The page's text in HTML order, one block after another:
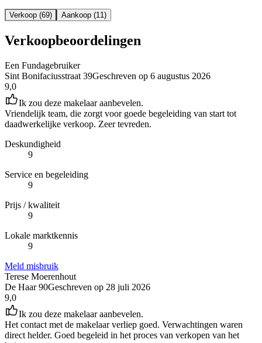
Verkoop (69) Aankoop (11)
Verkoopbeoordelingen
Een Fundagebruiker
Sint Bonifaciusstraat 39Geschreven op 6 augustus 2026
9,0
Ik zou deze makelaar aanbevelen.
Vriendelijk team, die zorgt voor goede begeleiding van start tot
daadwerkelijke verkoop. Zeer tevreden.
Deskundigheid
9
Service en begeleiding
9
Prijs / kwaliteit
9
Lokale marktkennis
9
Meld misbruik
Terese Moerenhout
De Haar 90Geschreven op 28 juli 2026
9,0
Ik zou deze makelaar aanbevelen.
Het contact met de makelaar verliep goed. Verwachtingen waren
direct helder. Goed begeleid in het proces van verkopen van het